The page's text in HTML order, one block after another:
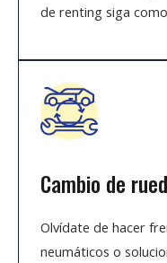
de renting siga
Cambio de
Olvídate de hacer
neumáticos o